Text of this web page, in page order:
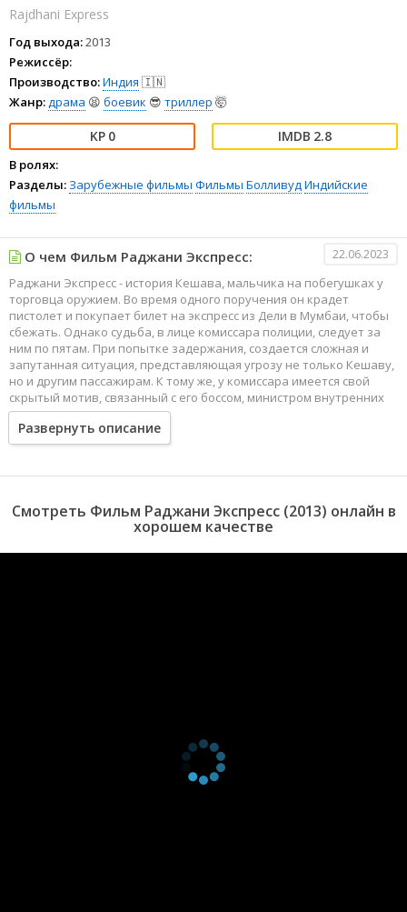
Rajdhani Express
Год выхода:2013
Режиссёр:
Производство:Индия 🇮🇳
Жанр:драма 😫 боевик 😎 триллер 🤯
0 2.8
В ролях:
Разделы: Зарубежные фильмы Фильмы БолливудИндийские
фильмы
О чем Фильм Раджани Экспресс: 22.06.2023
Раджани Экспресс - история Кешава, мальчика на побегушках у
торговца оружием. Во время одного поручения он крадет
пистолет и покупает билет на экспресс из Дели в Мумбаи, чтобы
сбежать. Однако судьба, в лице комиссара полиции, следует за
ним по пятам. При попытке задержания, создается сложная и
запутанная ситуация, представляющая угрозу не только Кешаву,
но и другим пассажирам. К тому же, у комиссара имеется свой
скрытый мотив, связанный с его боссом, министром внутренних
дел, чьи родители также оказываются в этом поезде.
Оскорбленный и униженный Кешав реагирует, наставив на них
пистолет. Кажется, что он потерял тормоза и несется в ад. Сумеет
Развернуть описание
Смотреть Фильм Раджани Экспресс (2013) онлайн в
хорошем качестве